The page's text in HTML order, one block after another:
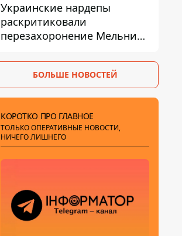
Украинские нардепы
раскритиковали
перезахоронение Мельника
дипломатической изоляции
БОЛЬШЕ НОВОСТЕЙ
КОРОТКО ПРО ГЛАВНОЕ
ТОЛЬКО ОПЕРАТИВНЫЕ НОВОСТИ,
НИЧЕГО ЛИШНЕГО